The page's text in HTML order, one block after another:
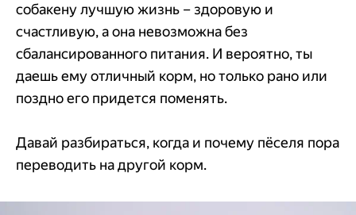
собакену лучшую жизнь – здоровую и
счастливую, а она невозможна без
сбалансированного питания. И вероятно, ты
даешь ему отличный корм, но только рано или
поздно его придется поменять.
Давай разбираться, когда и почему пёселя пора
переводить на другой корм.